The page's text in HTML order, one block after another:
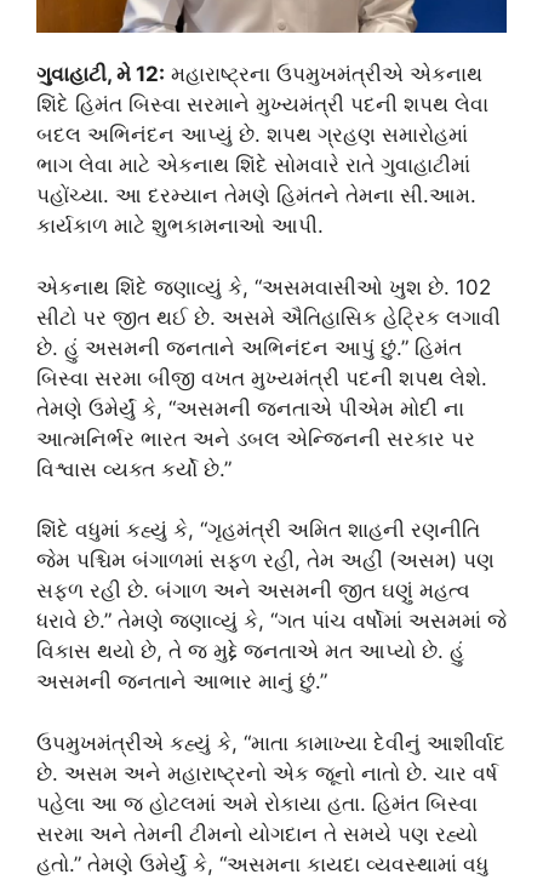
ગુવાહાટી, મે 12: મહારાષ્ટ્રના ઉપમુખમંત્રીએ એકનાથ
શિંદે હિમંત બિસ્વા સરમાને મુખ્યમંત્રી પદની શપથ લેવા
બદલ અભિનંદન આપ્યું છે. શપથ ગ્રહણ સમારોહમાં
ભાગ લેવા માટે એકનાથ શિંદે સોમવારે રાતે ગુવાહાટીમાં
પહોંચ્યા. આ દરમ્યાન તેમણે હિમંતને તેમના સી.આમ.
કાર્યકાળ માટે શુભકામનાઓ આપી.
એકનાથ શિંદે જણાવ્યું કે, “અસમવાસીઓ ખુશ છે. 102
સીટો પર જીત થઈ છે. અસમે ઐતિહાસિક હેટ્રિક લગાવી
છે. હું અસમની જનતાને અભિનંદન આપું છું.” હિમંત
બિસ્વા સરમા બીજી વખત મુખ્યમંત્રી પદની શપથ લેશે.
તેમણે ઉમેર્યું કે, “અસમની જનતાએ પીએમ મોદી ના
આત્મનિર્ભર ભારત અને ડબલ એન્જિનની સરકાર પર
વિશ્વાસ વ્યક્ત કર્યો છે.”
શિંદે વધુમાં કહ્યું કે, “ગૃહમંત્રી અમિત શાહની રણનીતિ
જેમ પશ્ચિમ બંગાળમાં સફળ રહી, તેમ અહીં (અસમ) પણ
સફળ રહી છે. બંગાળ અને અસમની જીત ઘણું મહત્વ
ધરાવે છે.” તેમણે જણાવ્યું કે, “ગત પાંચ વર્ષોમાં અસમમાં જે
વિકાસ થયો છે, તે જ મુદ્દે જનતાએ મત આપ્યો છે. હું
અસમની જનતાને આભાર માનું છું.”
ઉપમુખમંત્રીએ કહ્યું કે, “માતા કામાખ્યા દેવીનું આશીર્વાદ
છે. અસમ અને મહારાષ્ટ્રનો એક જૂનો નાતો છે. ચાર વર્ષ
પહેલા આ જ હોટલમાં અમે રોકાયા હતા. હિમંત બિસ્વા
સરમા અને તેમની ટીમનો યોગદાન તે સમયે પણ રહ્યો
હતો.” તેમણે ઉમેર્યું કે, “અસમના કાયદા વ્યવસ્થામાં વધુ